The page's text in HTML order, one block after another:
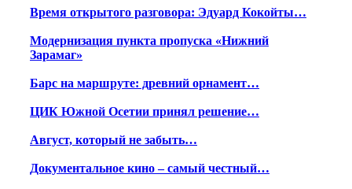
Время открытого разговора: Эдуард Кокойты…
Модернизация пункта пропуска «Нижний
Зарамаг»
Барс на маршруте: древний орнамент…
ЦИК Южной Осетии принял решение…
Август, который не забыть…
Документальное кино – самый честный…